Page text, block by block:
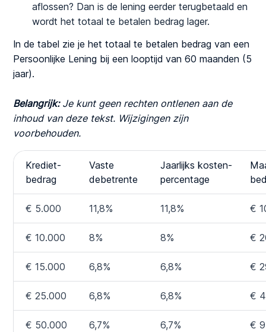
aflossen? Dan is de lening eerder terugbetaald en
wordt het totaal te betalen bedrag lager.
In de tabel zie je het totaal te betalen bedrag van een
Persoonlijke Lening bij een looptijd van 60 maanden (5
jaar).
Belangrijk:Je kunt geen rechten ontlenen aan de
inhoud van deze tekst. Wijzigingen zijn
voorbehouden.
Krediet-
bedrag
Vaste
debetrente
Jaarlijks kosten-
percentage
€ 5.000 11,8% 11,8% €
€ 10.000 8% 8% €
€ 15.000 6,8% 6,8% €
€ 25.000 6,8% 6,8% €
€ 50.000 6,7% 6,7% €